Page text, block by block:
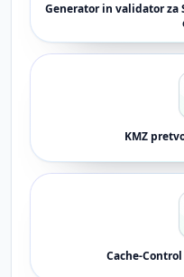
Generator in validator za
KMZ
Cache-